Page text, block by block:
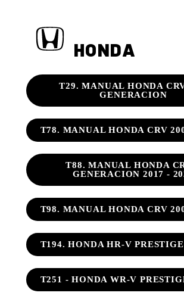
HONDA
T29. MANUAL HONDA
GENERACION
T78. MANUAL HONDA CRV
T88. MANUAL HONDA
GENERACION 2017 -
T98. MANUAL HONDA CRV
T194. HONDA HR-V PRESTIGE
T251 - HONDA WR-V